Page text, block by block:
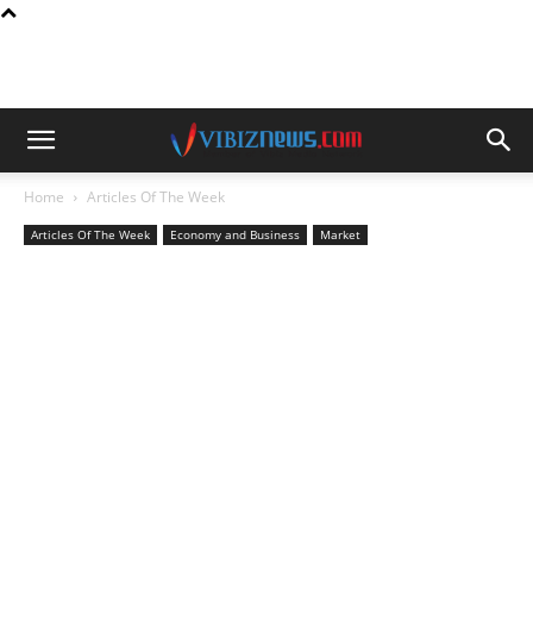
Home Articles Of The Week
Articles Of The Week Economy and Business Market